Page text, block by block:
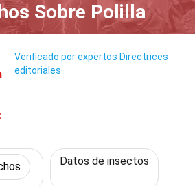
Sobre Polilla
Verificado por expertos Directrices
editoriales
Datos de insectos